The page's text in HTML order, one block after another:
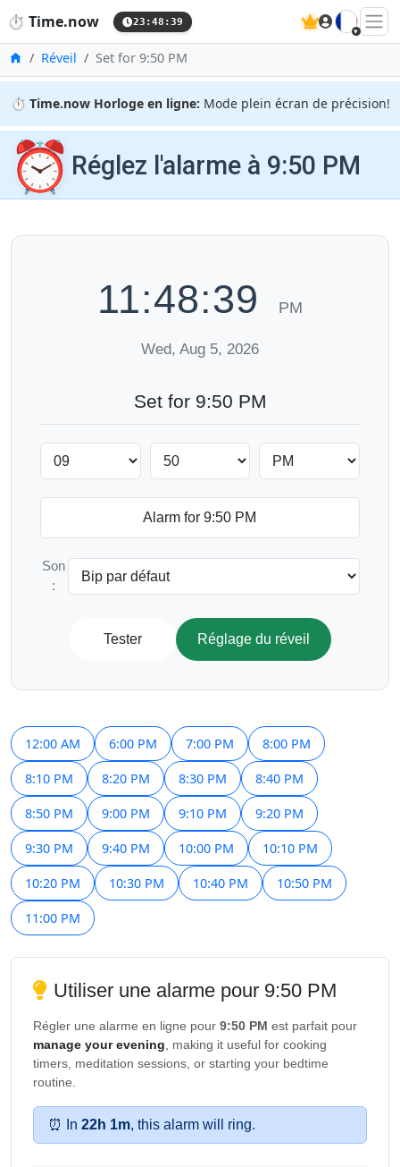
⏱️ Time.now 23:48:39 🇫🇷
Accueil
Réveil Set for 9:50 PM
⏱️ Time.now Horloge en ligne: Mode plein écran de précision!
⏰ Réglez l'alarme à 9:50 PM
11:48:39 PM
Wed, Aug 5, 2026
Set for 9:50 PM
Son
:
Tester Réglage du réveil
12:00 AM 6:00 PM 7:00 PM 8:00 PM
8:10 PM 8:20 PM 8:30 PM 8:40 PM
8:50 PM 9:00 PM 9:10 PM 9:20 PM
9:30 PM 9:40 PM 10:00 PM 10:10 PM
10:20 PM 10:30 PM 10:40 PM 10:50 PM
11:00 PM
Utiliser une alarme pour 9:50 PM
Régler une alarme en ligne pour 9:50 PM est parfait pour
manage your evening , making it useful for cooking
timers, meditation sessions, or starting your bedtime
routine.
⏰ In 22h 1m, this alarm will ring.